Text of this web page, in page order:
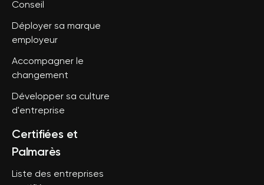
Conseil
Déployer sa marque
employeur
Accompagner le
changement
Développer sa culture
d'entreprise
Certifiées et
Palmarès
Liste des entreprises